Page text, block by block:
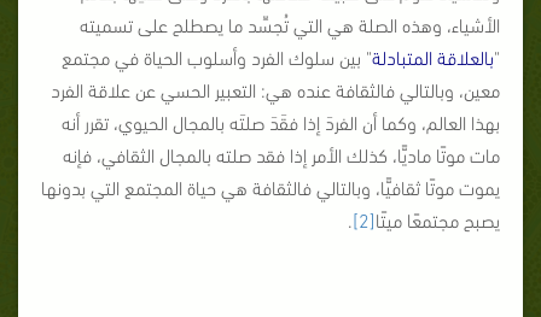
الأشياء، وهذه الصلة هي التي تُجسِّد ما يصطلح على تسميته
"بالعلاقة المتبادلة" بين سلوك الفرد وأسلوب الحياة في مجتمع
معين، وبالتالي فالثقافة عنده هي: التعبير الحسي عن علاقة الفرد
بهذا العالم، وكما أن الفردَ إذا فقَدَ صلتَه بالمجال الحيوي، تقرر أنه
مات موتًا ماديًّا، كذلك الأمر إذا فقد صلته بالمجال الثقافي، فإنه
يموت موتًا ثقافيًّا، وبالتالي فالثقافة هي حياة المجتمع التي بدونها
يصبح مجتمعًا ميتًا[2]
.